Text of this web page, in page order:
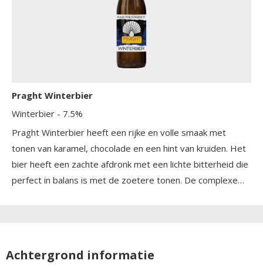
Praght Winterbier
Winterbier - 7.5%
Praght Winterbier heeft een rijke en volle smaak met
tonen van karamel, chocolade en een hint van kruiden. Het
bier heeft een zachte afdronk met een lichte bitterheid die
perfect in balans is met de zoetere tonen. De complexe
Achtergrond informatie